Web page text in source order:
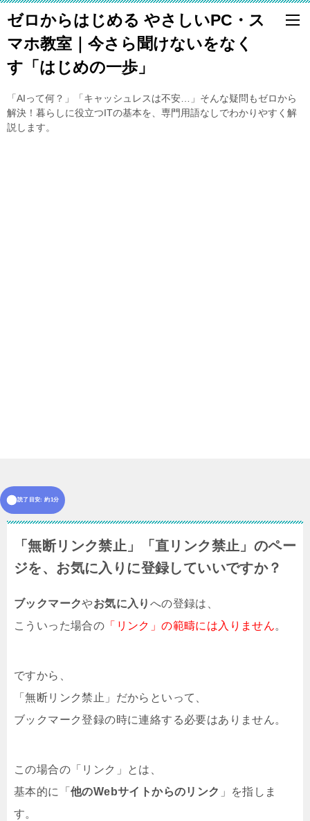
ゼロからはじめる やさしいPC・ス
マホ教室｜今さら聞けないをなく
す「はじめの一歩」
「AIって何？」「キャッシュレスは不安…」そんな疑問もゼロから
解決！暮らしに役立つITの基本を、専門用語なしでわかりやすく解
説します。
読了目安: 約1分
「無断リンク禁止」「直リンク禁止」のペー
ジを、お気に入りに登録していいですか？
ブックマークやお気に入り への登録は、
こういった場合の 「リンク」の範疇には入りません。
ですから、
「無断リンク禁止」だからといって、
ブックマーク登録の時に連絡する必要はありません。
この場合の「リンク」とは、
基本的に「 他のWebサイトからのリンク 」を指しま
す。